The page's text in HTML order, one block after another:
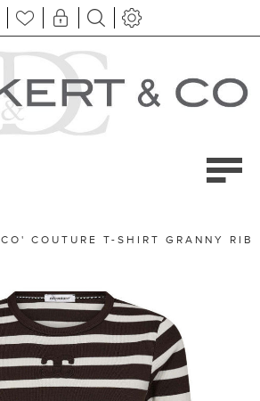
CO' COUTURE T-SHIRT GRANNY RIB